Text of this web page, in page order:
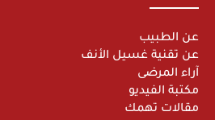
عن الطبيب
عن تقنية غسيل الأنف
آراء المرضى
مكتبة الفيديو
مقالات تهمك